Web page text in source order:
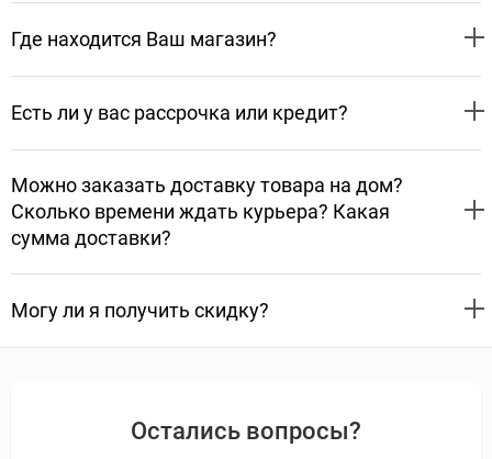
Где находится Ваш магазин?
Есть ли у вас рассрочка или кредит?
Можно заказать доставку товара на дом?
Сколько времени ждать курьера? Какая
сумма доставки?
Могу ли я получить скидку?
Остались вопросы?